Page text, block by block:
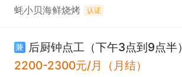
蚝小贝海鲜烧烤 认证
兼 后厨钟点工（下午3点到9点半）
2200-2300元/月（月结）